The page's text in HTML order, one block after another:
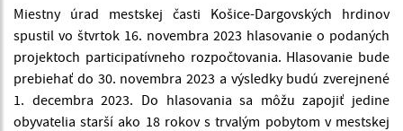
Miestny úrad mestskej časti Košice-Dargovských hrdinov
spustil vo štvrtok 16. novembra 2023 hlasovanie o podaných
projektoch participatívneho rozpočtovania. Hlasovanie bude
prebiehať do 30. novembra 2023 a výsledky budú zverejnené
1. decembra 2023. Do hlasovania sa môžu zapojiť jedine
obyvatelia starší ako 18 rokov s trvalým pobytom v mestskej